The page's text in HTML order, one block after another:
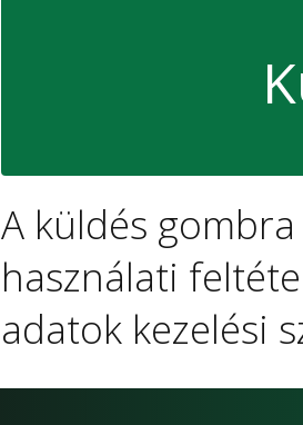
A küldés
használati
adatok kezelési